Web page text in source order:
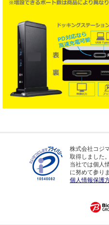
株式会社コジ
取得しました。
当社では個人
に努めて参り
個人情報保護